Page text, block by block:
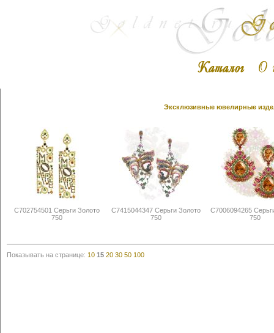
Эксклюзивные ювелирные
С702754501 Серьги Золото
750
С7415044347 Серьги Золото
750
С7006094265
750
Показывать на странице: 10 15 20 30 50 100